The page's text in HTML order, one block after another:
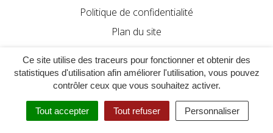
Ce site utilise des traceurs pour fonctionner et obtenir des
statistiques d'utilisation afin améliorer l'utilisation, vous pouvez
contrôler ceux que vous souhaitez activer.
Tout accepter Tout refuser Personnaliser
Politique de confidentialité
Plan du site